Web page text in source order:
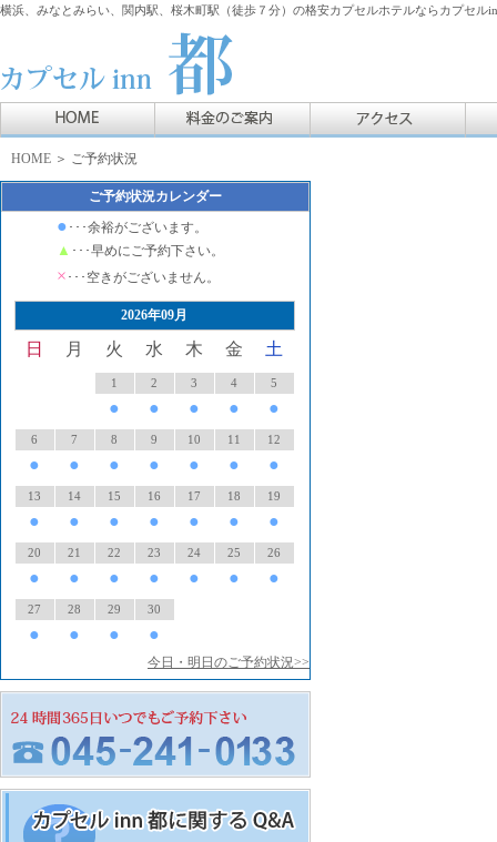
横浜、みなとみらい、関内駅、桜木町駅（徒歩７分）の格安カプセルホテルならカプセル
HOME ＞ ご予約状況
ご予約状況カレンダー
● ･･･余裕がございます。
▲ ･･･早めにご予約下さい。
× ･･･空きがございません。
2026年09月
日 月 火 水 木 金 土
1
●
2
●
3
●
4
●
5
●
6
●
7
●
8
●
9
●
10
●
11
●
12
●
13
●
14
●
15
●
16
●
17
●
18
●
19
●
20
●
21
●
22
●
23
●
24
●
25
●
26
●
27
●
28
●
29
●
30
●
今日・明日のご予約状況>>